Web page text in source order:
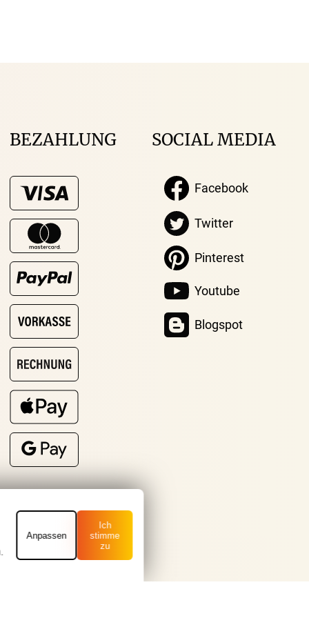
Anpassen
Ich
stimme
zu
BEZAHLUNG SOCIAL MEDIA
Facebook
Twitter
Pinterest
Youtube
Blogspot